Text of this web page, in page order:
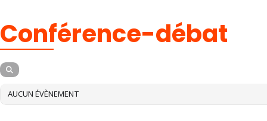
Conférence-débat
AUCUN ÉVÈNEMENT